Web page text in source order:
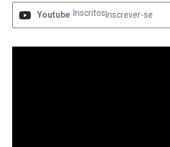
Youtube Inscritos Inscrever-se